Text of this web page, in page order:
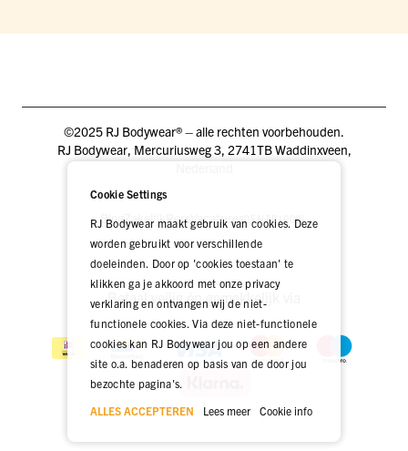
©2025 RJ Bodywear® – alle rechten voorbehouden.
RJ Bodywear, Mercuriusweg 3, 2741TB Waddinxveen,
BlogZakelijk Pers Vacatures DEALER LOGIN
Betaal veilig én gemakkelijk via
Cookie Settings
RJ Bodywear maakt gebruik van cookies. Deze
worden gebruikt voor verschillende
doeleinden. Door op 'cookies toestaan' te
klikken ga je akkoord met onze privacy
verklaring en ontvangen wij de niet-
functionele cookies. Via deze niet-functionele
cookies kan RJ Bodywear jou op een andere
site o.a. benaderen op basis van de door jou
bezochte pagina's.
ALLES ACCEPTEREN
Lees meer Cookie info